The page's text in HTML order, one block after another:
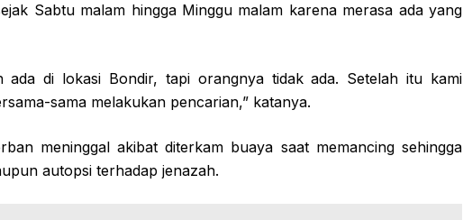
Sabtu malam hingga Minggu malam karena merasa ada yang
ada di lokasi Bondir, tapi orangnya tidak ada. Setelah itu kami
sama melakukan pencarian,” katanya.
meninggal akibat diterkam buaya saat memancing sehingga
autopsi terhadap jenazah.